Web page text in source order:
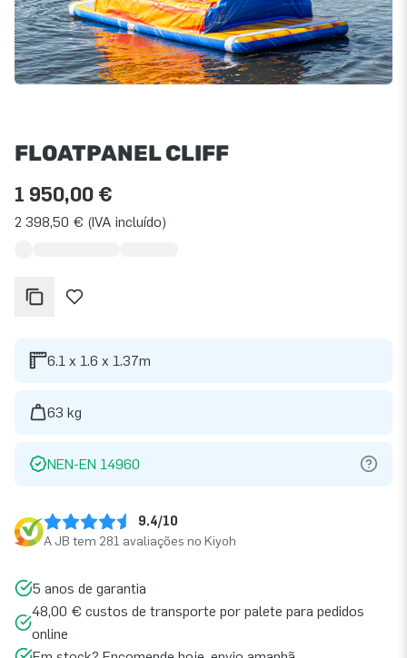
FLOATPANEL CLIFF
1 950,00 €
2 398,50 € (IVA incluído)
6.1 x 1.6 x 1.37m
63 kg
NEN-EN 14960
9.4/10
A JB tem 281 avaliações no Kiyoh
5 anos de garantia
48,00 € custos de transporte por palete para pedidos
online